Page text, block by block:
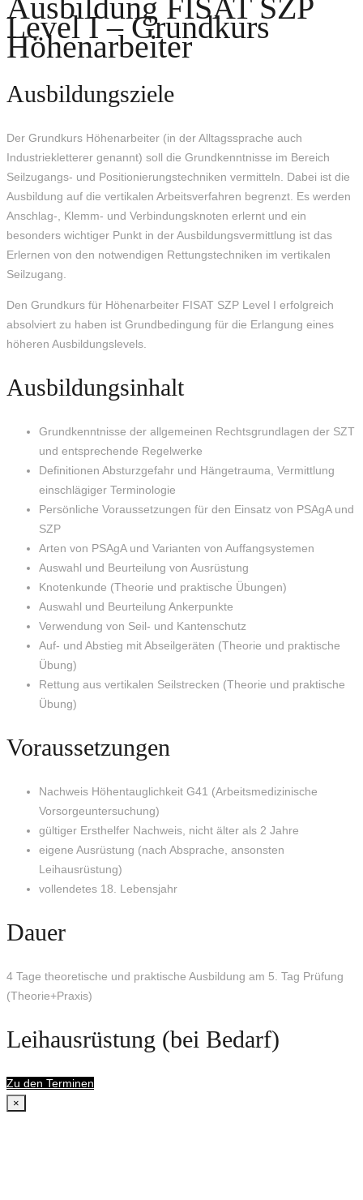
Ausbildung FISAT SZP
Level I – Grundkurs
Höhenarbeiter
Ausbildungsziele
Der Grundkurs Höhenarbeiter (in der Alltagssprache auch
Industriekletterer genannt) soll die Grundkenntnisse im Bereich
Seilzugangs- und Positionierungstechniken vermitteln. Dabei ist die
Ausbildung auf die vertikalen Arbeitsverfahren begrenzt. Es werden
Anschlag-, Klemm- und Verbindungsknoten erlernt und ein
besonders wichtiger Punkt in der Ausbildungsvermittlung ist das
Erlernen von den notwendigen Rettungstechniken im vertikalen
Seilzugang.
Den Grundkurs für Höhenarbeiter FISAT SZP Level I erfolgreich
absolviert zu haben ist Grundbedingung für die Erlangung eines
höheren Ausbildungslevels.
Ausbildungsinhalt
Grundkenntnisse der allgemeinen Rechtsgrundlagen der SZT
und entsprechende Regelwerke
Definitionen Absturzgefahr und Hängetrauma, Vermittlung
einschlägiger Terminologie
Persönliche Voraussetzungen für den Einsatz von PSAgA und
SZP
Arten von PSAgA und Varianten von Auffangsystemen
Auswahl und Beurteilung von Ausrüstung
Knotenkunde (Theorie und praktische Übungen)
Auswahl und Beurteilung Ankerpunkte
Verwendung von Seil- und Kantenschutz
Auf- und Abstieg mit Abseilgeräten (Theorie und praktische
Übung)
Rettung aus vertikalen Seilstrecken (Theorie und praktische
Übung)
Voraussetzungen
Nachweis Höhentauglichkeit G41 (Arbeitsmedizinische
Vorsorgeuntersuchung)
gültiger Ersthelfer Nachweis, nicht älter als 2 Jahre
eigene Ausrüstung (nach Absprache, ansonsten
Leihausrüstung)
vollendetes 18. Lebensjahr
Dauer
4 Tage theoretische und praktische Ausbildung am 5. Tag Prüfung
(Theorie+Praxis)
Leihausrüstung (bei Bedarf)
Zu den Terminen
×